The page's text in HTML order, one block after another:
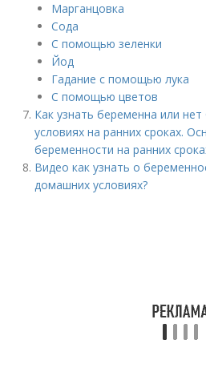
Марганцовка
Сода
С помощью зеленки
Йод
Гадание с помощью лука
С помощью цветов
Как узнать беременна или
условиях на ранних сроках.
беременности на ранних
Видео как узнать о
домашних условиях?